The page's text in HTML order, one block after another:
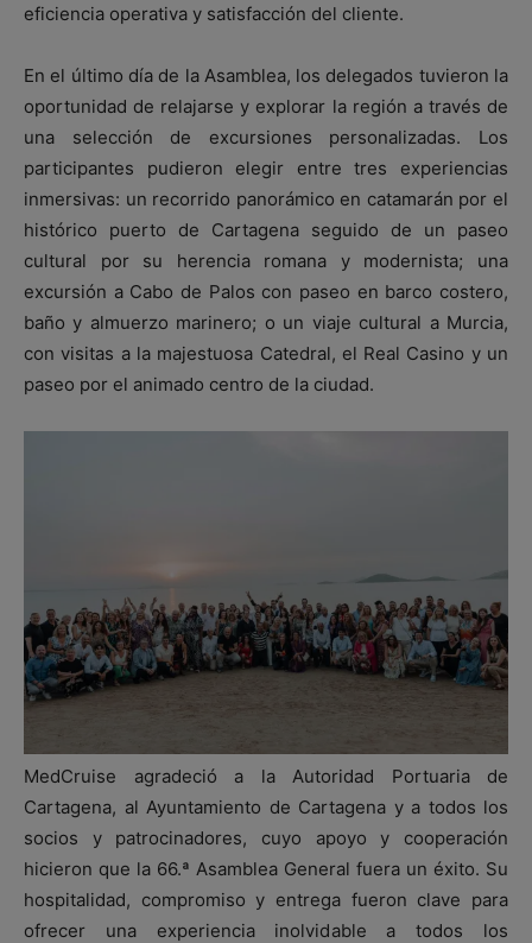
eficiencia operativa y satisfacción del cliente.
En el último día de la Asamblea, los delegados tuvieron la
oportunidad de relajarse y explorar la región a través de
una selección de excursiones personalizadas. Los
participantes pudieron elegir entre tres experiencias
inmersivas: un recorrido panorámico en catamarán por el
histórico puerto de Cartagena seguido de un paseo
cultural por su herencia romana y modernista; una
excursión a Cabo de Palos con paseo en barco costero,
baño y almuerzo marinero; o un viaje cultural a Murcia,
con visitas a la majestuosa Catedral, el Real Casino y un
paseo por el animado centro de la ciudad.
MedCruise agradeció a la Autoridad Portuaria de
Cartagena, al Ayuntamiento de Cartagena y a todos los
socios y patrocinadores, cuyo apoyo y cooperación
hicieron que la 66.ª Asamblea General fuera un éxito. Su
hospitalidad, compromiso y entrega fueron clave para
ofrecer una experiencia inolvidable a todos los